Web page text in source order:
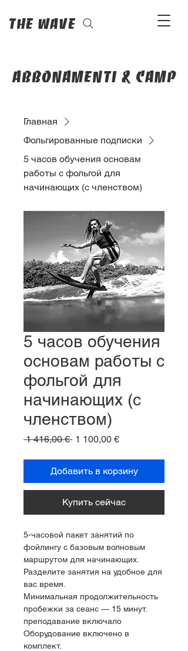
The Wave
abbonamenti & camp
Главная
Фольгированные подписки
5 часов обучения основам
работы с фольгой для
начинающих (с членством)
5 часов обучения
основам работы с
фольгой для
начинающих (с
членством)
1 416,00 € Обычная
1 100,00 €Спеццена
Добавить в корзину
Купить сейчас
5-часовой пакет занятий по
фойлингу с базовым волновым
маршрутом для начинающих.
Разделите занятия на удобное для
вас время.
Минимальная продолжительность
пробежки за сеанс — 15 минут.
преподавание включало
Оборудование включено в
комплект.